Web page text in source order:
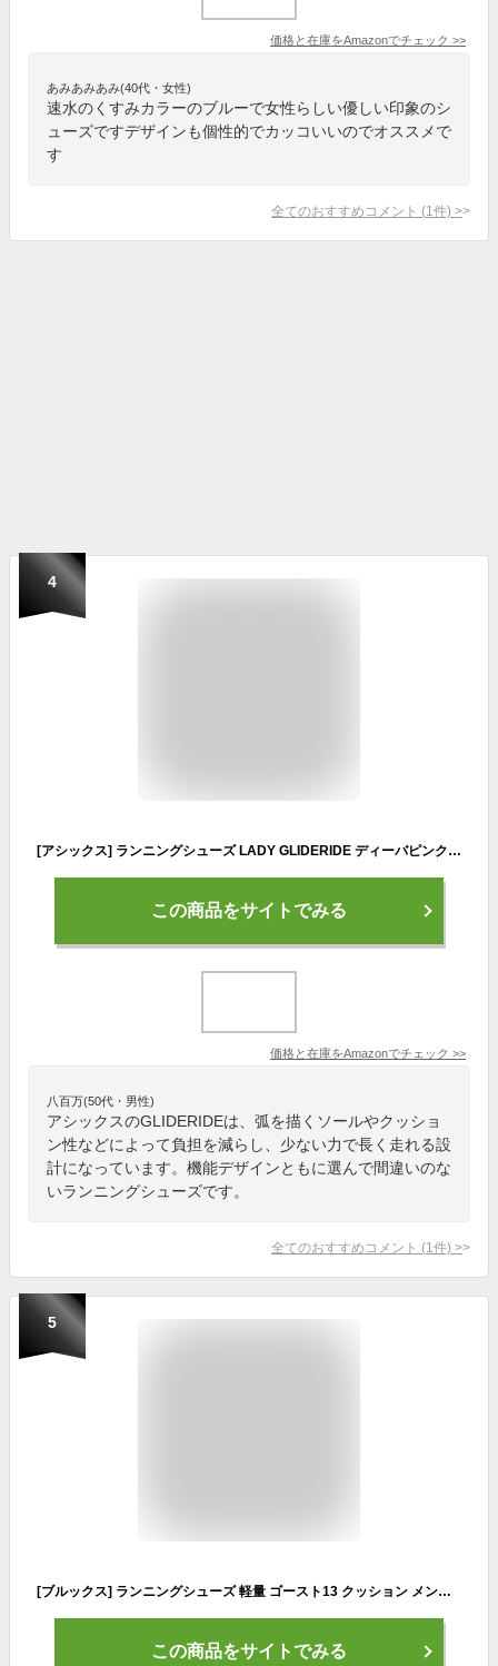
価格と在庫をAmazonでチェック >>
あみあみあみ(40代・女性)
速水のくすみカラーのブルーで女性らしい優しい印象のシ
ューズですデザインも個性的でカッコいいのでオススメで
す
全てのおすすめコメント (1 件) >
4
[アシックス] ランニングシューズ LADY GLIDERIDE ディーバピンク/ホワイト 25.5 cm
この商品をサイトでみる
価格と在庫をAmazonでチェック >>
八百万(50代・男性)
アシックスのGLIDERIDEは、弧を描くソールやクッショ
ン性などによって負担を減らし、少ない力で長く走れる設
計になっています。機能デザインともに選んで間違いのな
いランニングシューズです。
全てのおすすめコメント (1 件) >
5
[ブルックス] ランニングシューズ 軽量 ゴースト13 クッション メンズ レディース BRM3483 3484 3485 BRW3382 3383 ブルー 23.5 cm B
この商品をサイトでみる